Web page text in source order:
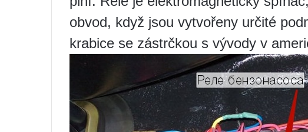
obvod, když jsou vytvořeny určité
krabice se zástrčkou s vývody v